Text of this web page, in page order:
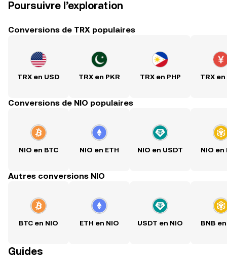
Poursuivre l’exploration
Conversions de TRX populaires
TRX en USD TRX en PKR TRX en PHP TRX en
Conversions de NIO populaires
NIO en BTC NIO en ETH NIO en USDT NIO en
Autres conversions NIO
BTC en NIO ETH en NIO USDT en NIO BNB
Guides